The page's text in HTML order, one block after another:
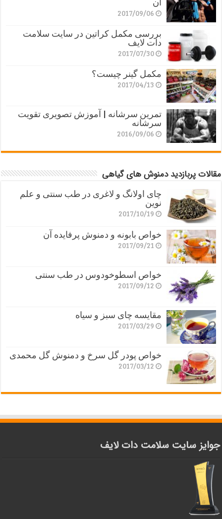
2017/09/06
بررسی مکمل کراتین در سایت سلامت
دات لایف
2017/07/30
مکمل گینر چیست؟
2017/04/13
تمرین سرشانه | آموزش تصویری تقویت
سرشانه
2016/09/06
مقالات پربازدید دمنوش های گیاهی
چای اولانگ و لاغری در طب سنتی و علم
نوین
2017/10/19
خواص بابونه و دمنوش پرفایده آن
2017/09/21
خواص اسطوخودوس در طب سنتی
2017/09/12
مقایسه چای سبز و سیاه
2017/03/29
خواص پودر گل سرخ و دمنوش گل محمدی
2017/03/12
جوایز سایت سلامت دات لایف